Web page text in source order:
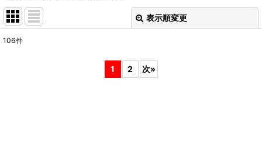
表示順変更
106件
1 2 次»